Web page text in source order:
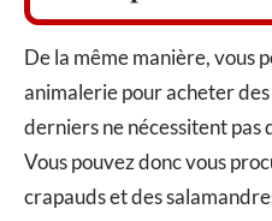
De la même manière, vous
animalerie pour acheter
derniers ne nécessitent pas
Vous pouvez donc vous
crapauds et des